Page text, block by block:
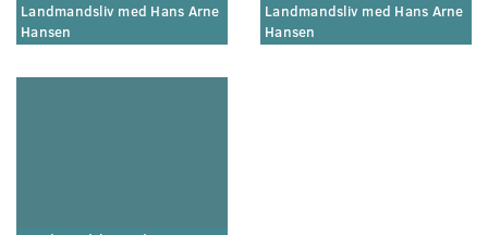
Landmandsliv med Hans Arne
Hansen
Landmandsliv med Hans Arne
Hansen